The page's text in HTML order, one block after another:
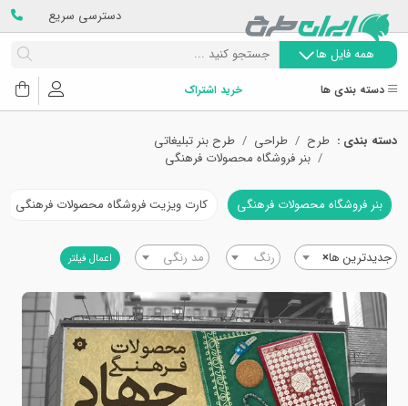
دسترسی سریع
همه فایل ها
دسته بندی ها خرید اشتراک
دسته بندی : طرح طراحی
طرح بنر تبلیغاتی
بنر فروشگاه محصولات فرهنگی
بنر فروشگاه محصولات فرهنگی کارت ویزیت فروشگاه محصولات فرهنگی
×جدیدترین ها رنگ مد رنگی اعمال فیلتر